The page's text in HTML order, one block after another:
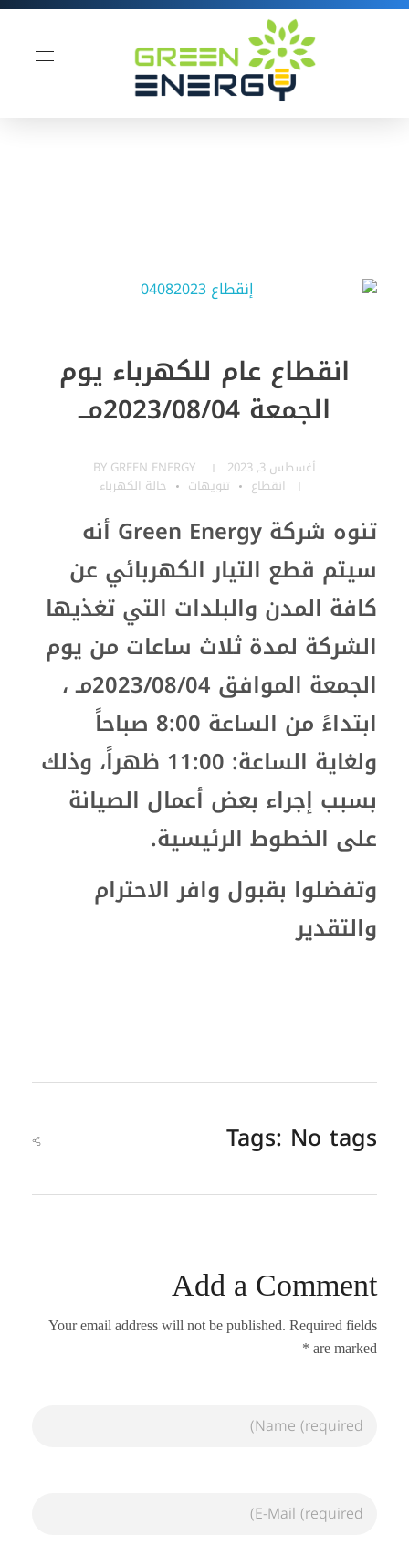
انقطاع عام للكهرباء يوم
الجمعة 2023/08/04مــ
أغسطس 3, 2023 BY GREEN ENERGY
انقطاع
تنويهات حالة الكهرباء
تنوه شركة Green Energy أنه
سيتم قطع التيار الكهربائي عن
كافة المدن والبلدات التي تغذيها
الشركة لمدة ثلاث ساعات من يوم
الجمعة الموافق 2023/08/04مـ ،
ابتداءً من الساعة 8:00 صباحاً
ولغاية الساعة: 11:00 ظهراً، وذلك
بسبب إجراء بعض أعمال الصيانة
على الخطوط الرئيسية.
وتفضلوا بقبول وافر الاحترام
والتقدير
Tags: No tags
Add a Comment
Your email address will not be published. Required fields
are marked *